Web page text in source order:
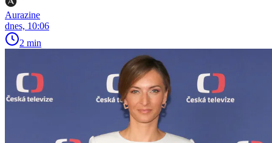
Aurazine
dnes, 10:06
2 min